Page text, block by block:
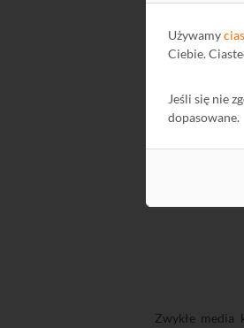
Używamy
Ciebie.
Jeśli się nie
dopasowane.
W łączu
A jest
Zwykłe media